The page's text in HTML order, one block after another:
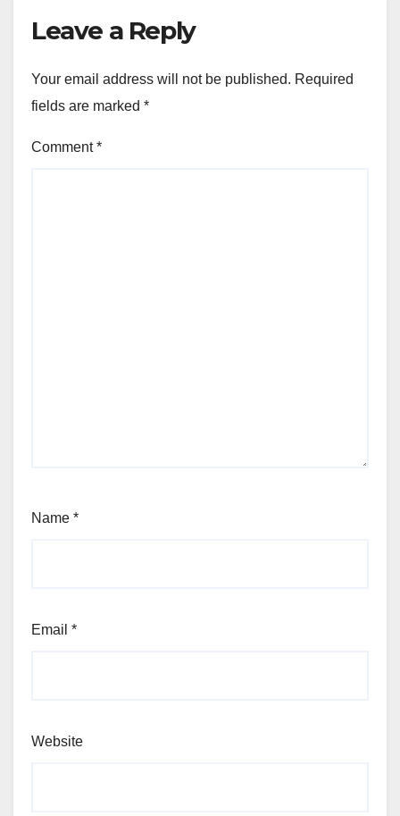
Leave a Reply
Your email address will not be published. Required
fields are marked *
Comment*
Name *
Email *
Website